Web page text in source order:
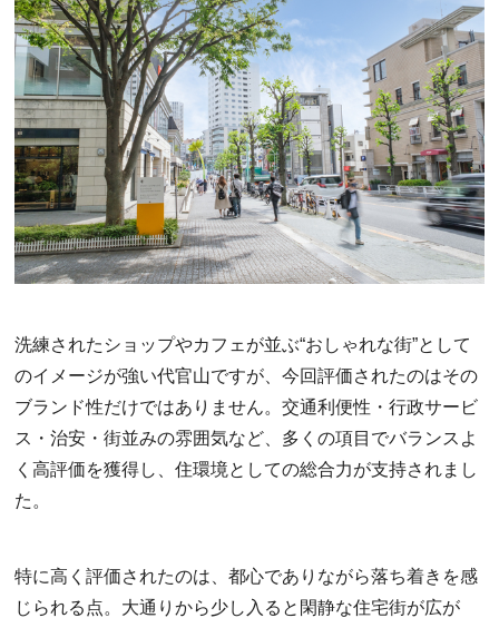
洗練されたショップやカフェが並ぶ“おしゃれな街”として
のイメージが強い代官山ですが、今回評価されたのはその
ブランド性だけではありません。交通利便性・行政サービ
ス・治安・街並みの雰囲気など、多くの項目でバランスよ
く高評価を獲得し、住環境としての総合力が支持されまし
た。
特に高く評価されたのは、都心でありながら落ち着きを感
じられる点。大通りから少し入ると閑静な住宅街が広が